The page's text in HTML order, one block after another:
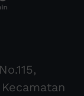
Kecamatan